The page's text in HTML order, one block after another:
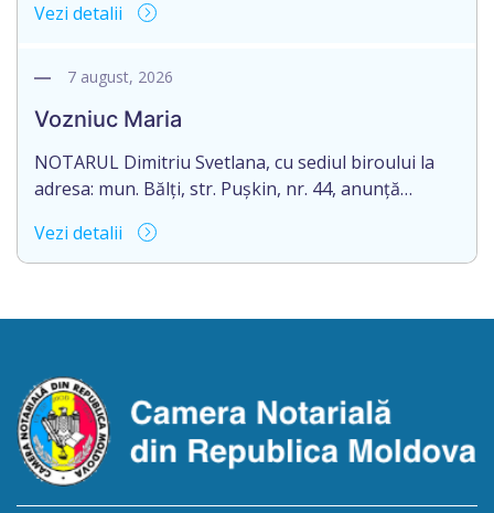
decesului dnei Șcerbacova Svetlana, născută la 30
la 23 februarie 2021. Eliberarea certificatului de
de 05 noiembrie 2026, cu condiția constatării cu […]
Vezi detalii
7 august, 2026
Vozniuc Maria
NOTARUL Dimitriu Svetlana, cu sediul biroului la
adresa: mun. Bălți, str. Pușkin, nr. 44, anunță
decesului dnei Vozniuc Maria, născută la 14 iulie
1948, IDNP 0990812049840, decedată la 07
moștenitor este planificată în prealabil după data
Vezi detalii